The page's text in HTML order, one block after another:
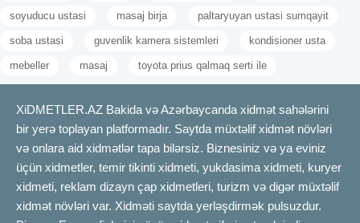
görünüşü deyil, həm də daxili gigiyenanı qoruyur. Aşağıdakı
Toz və allergenlərin aradan qaldırılması
Toz və allergenlər xalça səthinə yapışaraq tənəffüs yolları üçün
təhlükə yaradır. Bu maddələr xüsusilə uşaqlarda və allergiyaya
meyilli şəxslərdə ciddi problemlərə səbəb ola bilər. Xalçanın
peşəkar şəkildə yuyulması bu zərərli elementləri dərin qatlarından
təmizləməyə imkan verir. Bununla həm havanın keyfiyyəti artır,
həm də sağlamlıq qorunur. Evdə aparılan adi süpürmə bu
allergenlərin yalnız səthi hissəsini təmizləyə bilər. Bu səbəbdən,
peşəkar xalça yuma allergik reaksiyaların qarşısını almaqda
soyuducu ustasi masaj birja paltaryuyan ustasi sumqayit
soba ustasi guvenlik kamera sistemleri kondisioner usta
mebeller masaj toyota prius qalmaq serti ile
XiDMETLER.AZ Bakida və Azərbaycanda xidmət sahələrini
bir yerə toplayan platformadır. Saytda müxtəlif xidmət növləri
və onlara aid xidmətlər tapa bilərsiz. Biznesiniz və ya eviniz
üçün xidmetler, temir tikinti xidmeti, yukdasima xidmeti, kuryer
xidmeti, reklam dizayn çap xidmetleri, turizm və digər müxtəlif
xidmət növləri var. Xidməti saytda yerləşdirmək pulsuzdur.